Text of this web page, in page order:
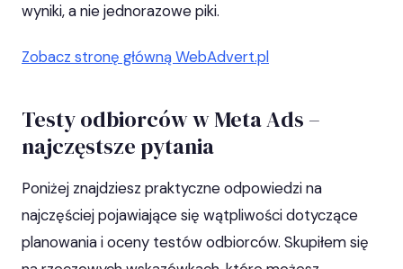
wyniki, a nie jednorazowe piki.
Zobacz stronę główną WebAdvert.pl
Testy odbiorców w Meta Ads –
najczęstsze pytania
Poniżej znajdziesz praktyczne odpowiedzi na
najczęściej pojawiające się wątpliwości dotyczące
planowania i oceny testów odbiorców. Skupiłem się